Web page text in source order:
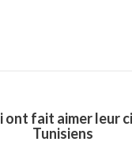
ont fait aimer leur
Tunisiens